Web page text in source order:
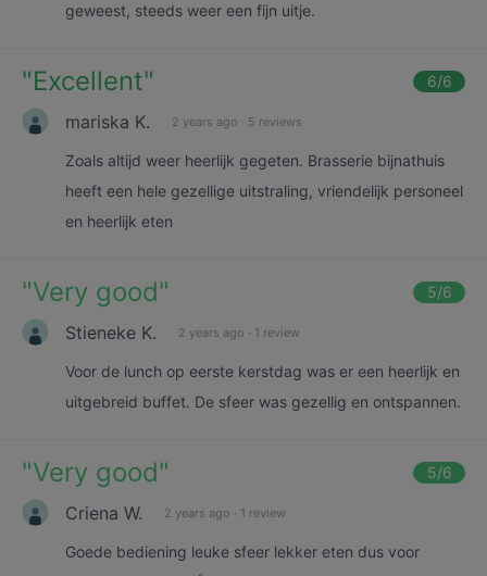
geweest, steeds weer een fijn uitje.
"Excellent" 6/6
mariska K. 2 years ago · 5 reviews
Zoals altijd weer heerlijk gegeten. Brasserie bijnathuis
heeft een hele gezellige uitstraling, vriendelijk personeel
en heerlijk eten
"Very good" 5/6
Stieneke K. 2 years ago · 1 review
Voor de lunch op eerste kerstdag was er een heerlijk en
uitgebreid buffet. De sfeer was gezellig en ontspannen.
"Very good" 5/6
Criena W. 2 years ago · 1 review
Goede bediening leuke sfeer lekker eten dus voor